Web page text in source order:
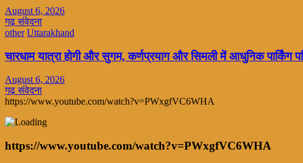
August 6, 2026
गढ़ संवेदना
other Uttarakhand
चारधाम यात्रा होगी और सुगम, कर्णप्रयाग और सिमली में आधुनिक पार्किंग
August 6, 2026
गढ़ संवेदना
https://www.youtube.com/watch?v=PWxgfVC6WHA
https://www.youtube.com/watch?v=PWxgfVC6WHA